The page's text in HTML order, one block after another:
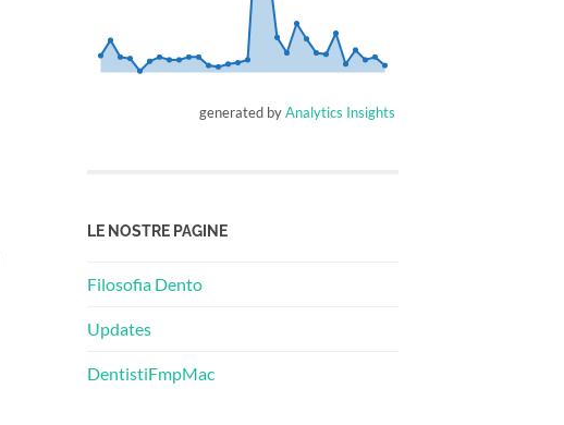
generated byAnalytics Insights
LE NOSTRE PAGINE
Filosofia Dento
Updates
DentistiFmpMac